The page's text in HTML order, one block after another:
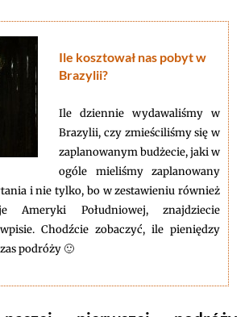
Ile kosztował nas pobyt w
Brazylii?
Ile dziennie wydawaliśmy w
Brazylii, czy zmieściliśmy się w
zaplanowanym budżecie, jaki w
ogóle mieliśmy zaplanowany
i nie tylko, bo w zestawieniu również
Ameryki Południowej, znajdziecie
Chodźcie zobaczyć, ile pieniędzy
podróży 🙂